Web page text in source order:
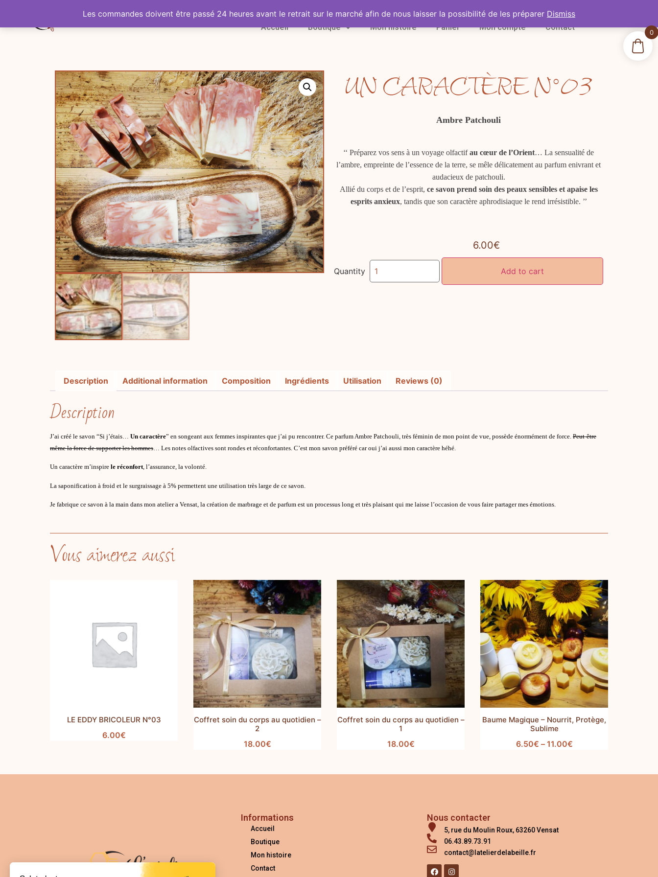
Accueil Boutique Mon histoire Panier Mon compte Contact
UN CARACTÈRE N°03
Ambre Patchouli
‘‘ Préparez vos sens à un voyage olfactifau cœur de l’Orient… La sensualité de
l’ambre, empreinte de l’essence de la terre, se mêle délicatement au parfum enivrant et
audacieux de patchouli.
Allié du corps et de l’esprit, ce savon prend soin des peaux sensibles et apaise les
esprits anxieux, tandis que son caractère aphrodisiaque le rend irrésistible. ’’
6.00€
Quantity Add to cart
Description Additional information Composition Ingrédients Utilisation Reviews (0)
Description
J’ai créé le savon “Si j’étais… Un caractère” en songeant aux femmes inspirantes que j’ai pu rencontrer. Ce parfum Ambre Patchouli, très féminin de mon point de vue, possède énormément de force. Peut-être
même la force de supporter les hommes … Les notes olfactives sont rondes et réconfortantes. C’est mon savon préféré car oui j’ai aussi mon caractère héhé.
Un caractère m’inspire le réconfort, l’assurance, la volonté.
La saponification à froid et le surgraissage à 5% permettent une utilisation très large de ce savon.
Je fabrique ce savon à la main dans mon atelier a Vensat, la création de marbrage et de parfum est un processus long et très plaisant qui me laisse l’occasion de vous faire partager mes émotions.
Vous aimerez aussi
LE EDDY BRICOLEUR N°03
6.00€
Coffret soin du corps au quotidien –
2
18.00€
Coffret soin du corps au quotidien –
1
18.00€
Baume Magique – Nourrit, Protège,
Sublime
6.50€ – 11.00€
Informations
Accueil
Boutique
Mon histoire
Contact
Nous contacter
5, rue du Moulin Roux, 63260 Vensat
06.43.89.73.91
contact@latelierdelabeille.fr
Les commandes doivent être passé 24 heures avant le retrait sur le marché afin de nous laisser la possibilité de les préparer Dismiss
0